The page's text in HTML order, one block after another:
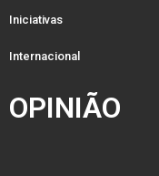
Iniciativas
Internacional
OPINIÃO